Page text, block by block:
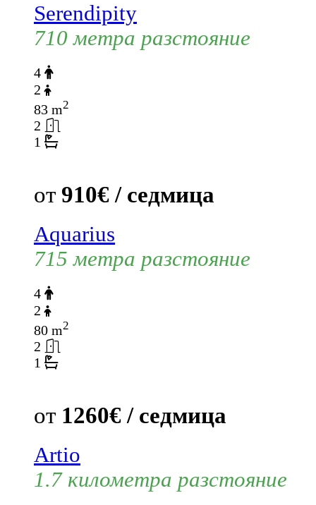
Serendipity
710 метра разстояние
4
2
83 m2
2
1
от 910€ / седмица
Aquarius
715 метра разстояние
4
2
80 m2
2
1
от 1260€ / седмица
Artio
1.7 километра разстояние